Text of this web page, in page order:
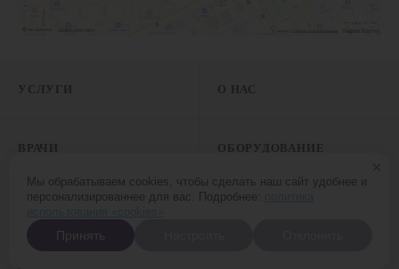
Мы обрабатываем cookies, чтобы сделать наш сайт удобнее и
персонализированнее для вас. Подробнее:
Принять
УСЛУГИ О НАС
ВРАЧИ ОБОРУДОВАНИЕ
АКЦИИ МНЕНИЕ ЭКСПЕРТА